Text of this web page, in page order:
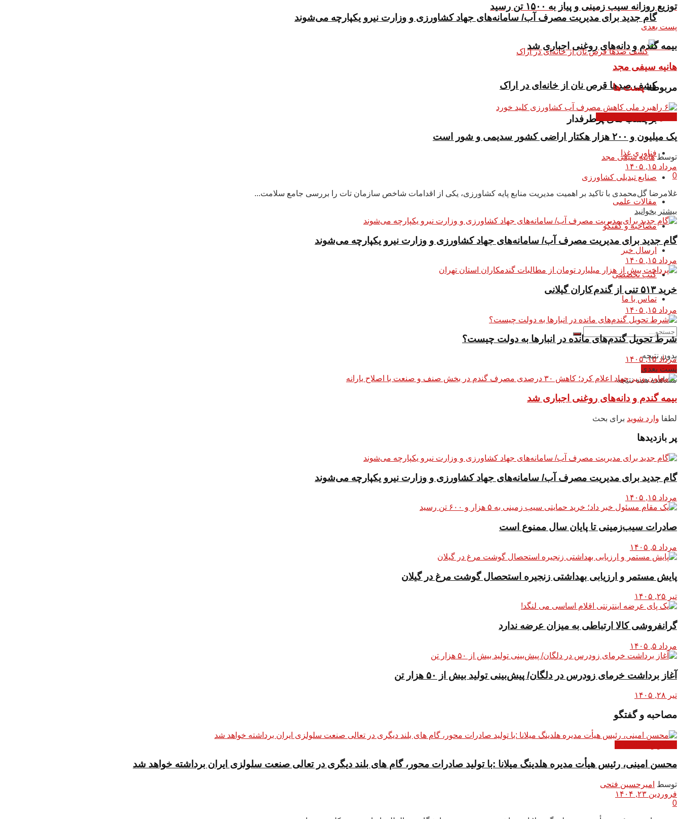
گام جدید برای مدیریت مصرف آب/ سامانه‌های جهاد کشاورزی و وزارت نیرو یکپارچه می‌شوند
کشف صدها قرص نان از خانه‌ای در اراک
برچسب های پرطرفدار
فناوری غذا
صنایع تبدیلی کشاورزی
مقالات علمی
مصاحبه و گفتگو
ارسال خبر
کتب تخصصی
تماس با ما
بدون نتیجه
مشاهده همه نتیجه
توزیع روزانه سیب زمینی و پیاز به ۱۵۰۰ تن رسید
پست بعدی
بیمه گندم و دانه‌های روغنی اجباری شد
هانیه سیفی مجد
مربوطهپست ها
یک میلیون و ۲۰۰ هزار هکتار اراضی کشور سدیمی و شور است
توسط هانیه سیفی مجد
مرداد ۱۵, ۱۴۰۵
0
غلامرضا گل‌محمدی با تاکید بر اهمیت مدیریت منابع پایه کشاورزی، یکی از اقدامات شاخص سازمان تات را بررسی جامع سلامت...
بیشتر بخوانید
گام جدید برای مدیریت مصرف آب/ سامانه‌های جهاد کشاورزی و وزارت نیرو یکپارچه می‌شوند
مرداد ۱۵, ۱۴۰۵
خرید ۵۱۳ تنی از گندم کاران گیلانی
مرداد ۱۵, ۱۴۰۵
شرط تحویل گندم‌های مانده در انبار‌ها به دولت چیست؟
مرداد ۱۵, ۱۴۰۵
پست بعدی
بیمه گندم و دانه‌های روغنی اجباری شد
لطفا وارد شوید برای بحث
پر بازدیدها
گام جدید برای مدیریت مصرف آب/ سامانه‌های جهاد کشاورزی و وزارت نیرو یکپارچه می‌شوند
مرداد ۱۵, ۱۴۰۵
صادرات سیب‌زمینی تا پایان سال ممنوع است
مرداد ۵, ۱۴۰۵
پایش مستمر و ارزیابی بهداشتی زنجیره استحصال گوشت مرغ در گیلان
تیر ۲۵, ۱۴۰۵
گرانفروشی کالا ارتباطی به میزان عرضه ندارد
مرداد ۵, ۱۴۰۵
آغاز برداشت خرمای زودرس در دلگان/ پیش‌بینی تولید بیش از ۵۰ هزار تن
تیر ۲۸, ۱۴۰۵
مصاحبه و گفتگو
محسن امینی، رئیس هیأت مدیره هلدینگ میلانا :با تولید صادرات محور، گام های بلند دیگری در تعالی صنعت سلولزی ایران برداشته خواهد شد
توسط امیرحسین فتحی
فروردین ۲۳, ۱۴۰۴
0